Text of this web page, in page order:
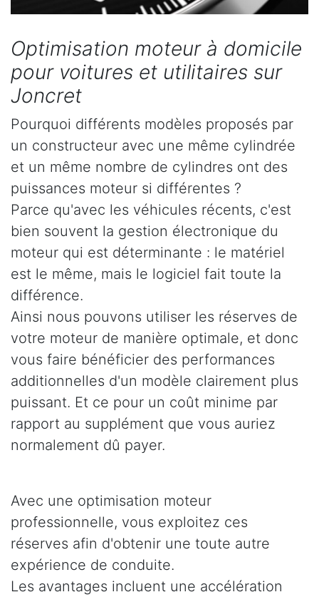
Optimisation moteur à domicile
pour voitures et utilitaires sur
Joncret
Pourquoi différents modèles proposés par
un constructeur avec une même cylindrée
et un même nombre de cylindres ont des
puissances moteur si différentes ?
Parce qu'avec les véhicules récents, c'est
bien souvent la gestion électronique du
moteur qui est déterminante : le matériel
est le même, mais le logiciel fait toute la
différence.
Ainsi nous pouvons utiliser les réserves de
votre moteur de manière optimale, et donc
vous faire bénéficier des performances
additionnelles d'un modèle clairement plus
puissant. Et ce pour un coût minime par
rapport au supplément que vous auriez
normalement dû payer.
Avec une optimisation moteur
professionnelle, vous exploitez ces
réserves afin d'obtenir une toute autre
expérience de conduite.
Les avantages incluent une accélération